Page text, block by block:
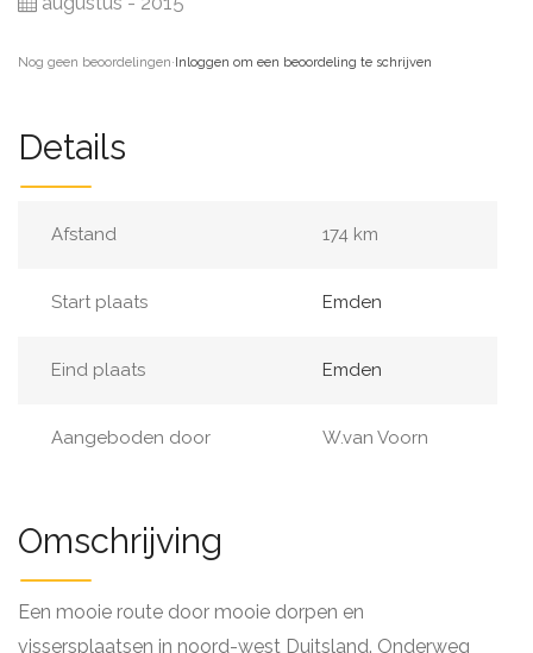
Nog geen beoordelingen·Inloggen om een beoordeling te schrijven
Details
Afstand 174 km
Start plaats Emden
Eind plaats Emden
Aangeboden door W.van Voorn
Omschrijving
Een mooie route door mooie dorpen en
vissersplaatsen in noord-west Duitsland. Onderweg